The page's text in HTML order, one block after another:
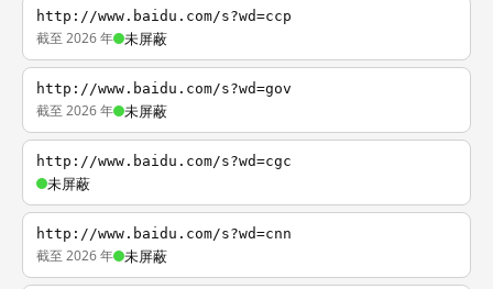
http://www.baidu.com/s?wd=ccp
截至 2026 年 未屏蔽
http://www.baidu.com/s?wd=gov
截至 2026 年 未屏蔽
http://www.baidu.com/s?wd=cgc
未屏蔽
http://www.baidu.com/s?wd=cnn
截至 2026 年 未屏蔽